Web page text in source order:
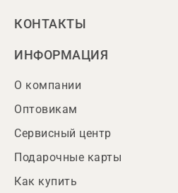
КОНТАКТЫ
ИНФОРМАЦИЯ
О компании
Оптовикам
Сервисный центр
Подарочные карты
Как купить